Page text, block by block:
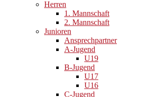
Herren
1. Mannschaft
2. Mannschaft
Junioren
Ansprechpartner
A-Jugend
U19
B-Jugend
U17
U16
C-Jugend